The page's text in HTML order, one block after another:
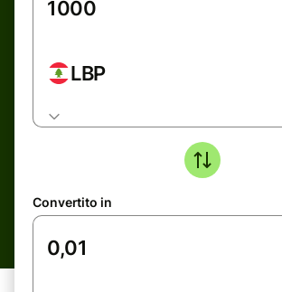
LBP
Convertito in